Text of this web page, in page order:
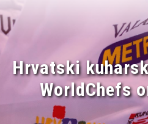
Hrvatski
WorldChefs